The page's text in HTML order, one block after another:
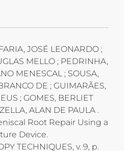
JOSÉ LEONARDO ;
MELLO ; PEDRINHA,
MENESCAL ; SOUSA,
DE ; GUIMARÃES,
; GOMES, BERLIET
ALAN DE PAULA .
Root Repair Using a
Device.
TECHNIQUES, v. 9, p.